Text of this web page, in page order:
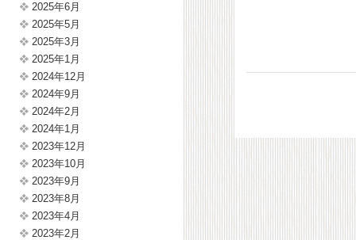
2025年6月
2025年5月
2025年3月
2025年1月
2024年12月
2024年9月
2024年2月
2024年1月
2023年12月
2023年10月
2023年9月
2023年8月
2023年4月
2023年2月